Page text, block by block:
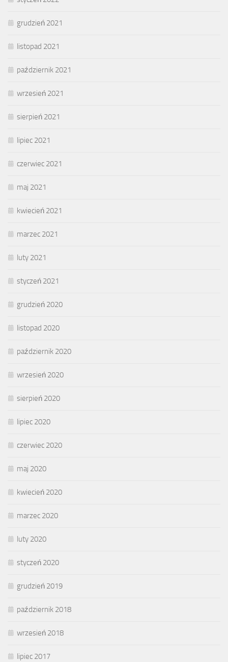
grudzień 2021
listopad 2021
październik 2021
wrzesień 2021
sierpień 2021
lipiec 2021
czerwiec 2021
maj 2021
kwiecień 2021
marzec 2021
luty 2021
styczeń 2021
grudzień 2020
listopad 2020
październik 2020
wrzesień 2020
sierpień 2020
lipiec 2020
czerwiec 2020
maj 2020
kwiecień 2020
marzec 2020
luty 2020
styczeń 2020
grudzień 2019
październik 2018
wrzesień 2018
lipiec 2017